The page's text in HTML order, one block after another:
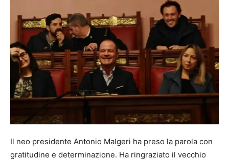
Il neo presidente Antonio Malgeri ha preso la parola con
gratitudine e determinazione. Ha ringraziato il vecchio